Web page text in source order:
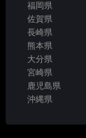
福岡県
佐賀県
長崎県
熊本県
大分県
宮崎県
鹿児島県
沖縄県